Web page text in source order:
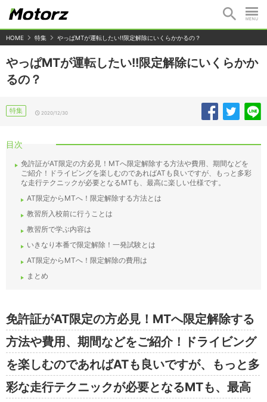
HOME 特集 やっぱMTが運転したい!!限定解除にいくらかかるの？
やっぱMTが運転したい!!限定解除にいくらかか
るの？
特集 2020/12/30
目次
免許証がAT限定の方必見！MTへ限定解除する方法や費用、期間などを
ご紹介！ドライビングを楽しむのであればATも良いですが、もっと多彩
な走行テクニックが必要となるMTも、最高に楽しい仕様です。
AT限定からMTへ！限定解除する方法とは
教習所入校前に行うことは
教習所で学ぶ内容は
いきなり本番で限定解除！一発試験とは
AT限定からMTへ！限定解除の費用は
まとめ
免許証がAT限定の方必見！MTへ限定解除する
方法や費用、期間などをご紹介！ドライビング
を楽しむのであればATも良いですが、もっと多
彩な走行テクニックが必要となるMTも、最高